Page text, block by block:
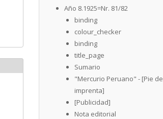
Año 8.1925=Nr. 81/82
binding
colour_checker
binding
title_page
Sumario
"Mercurio Peruano" - [Pie de
imprenta]
[Publicidad]
Nota editorial